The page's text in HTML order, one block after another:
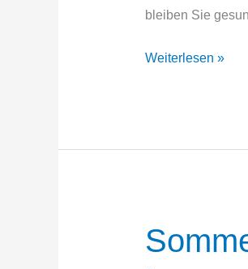
bleiben Sie
Sprechzeiten
Weiterlesen »